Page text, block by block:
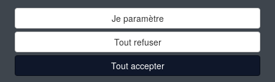
Je paramètre
Tout refuser
Tout accepter